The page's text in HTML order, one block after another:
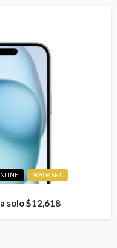
WALMART
solo $12,618